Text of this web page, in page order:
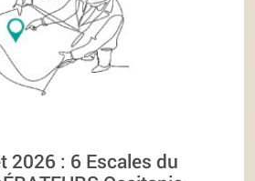
2026 : 6 Escales du